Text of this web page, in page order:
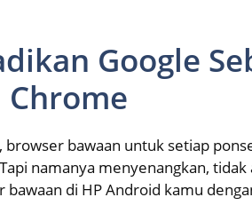
Google
browser bawaan untuk setiap
namanya menyenangkan,
bawaan di HP Android kamu